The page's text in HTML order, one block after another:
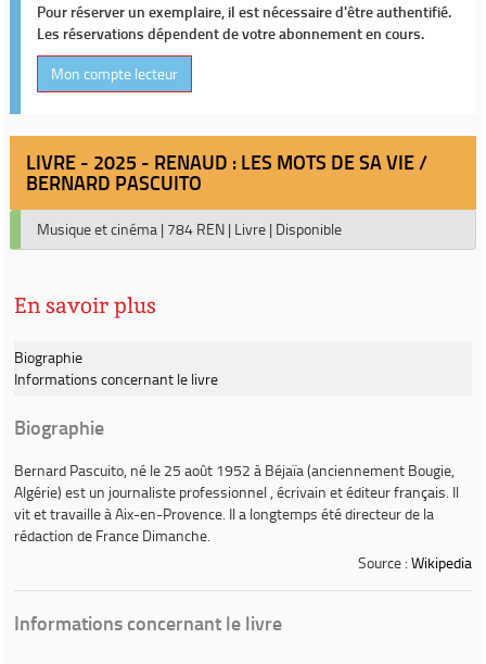
Pour réserver un exemplaire, il est nécessaire d'être authentifié.
Les réservations dépendent de votre abonnement en cours.
Mon compte lecteur
LIVRE - 2025 - RENAUD : LES MOTS DE SA VIE /
BERNARD PASCUITO
Musique et cinéma | 784 REN | Livre | Disponible
En savoir plus
Biographie
Informations concernant le livre
Biographie
Bernard Pascuito, né le 25 août 1952 à Béjaïa (anciennement Bougie,
Algérie) est un journaliste professionnel , écrivain et éditeur français. Il
vit et travaille à Aix-en-Provence. Il a longtemps été directeur de la
rédaction de France Dimanche.
Source : Wikipedia
Informations concernant le livre